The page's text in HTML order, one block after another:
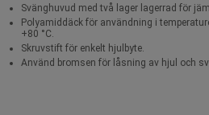
Svänghuvud med två lager lagerrad för
Polyamiddäck för användning i
+80 °C.
Skruvstift för enkelt hjulbyte.
Använd bromsen för låsning av hjul och